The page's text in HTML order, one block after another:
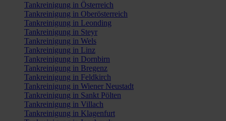
Tankreinigung in Österreich
Tankreinigung in Oberösterreich
Tankreinigung in Leonding
Tankreinigung in Steyr
Tankreinigung in Wels
Tankreinigung in Linz
Tankreinigung in Dornbirn
Tankreinigung in Bregenz
Tankreinigung in Feldkirch
Tankreinigung in Wiener Neustadt
Tankreinigung in Sankt Pölten
Tankreinigung in Villach
Tankreinigung in Klagenfurt